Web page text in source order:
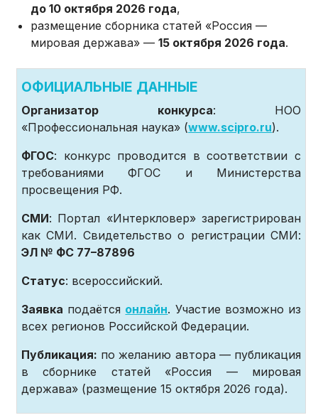
до 10 октября 2026 года,
размещение сборника статей «Россия —
мировая держава» —15 октября 2026 года.
ОФИЦИАЛЬНЫЕ ДАННЫЕ
Организатор конкурса: НОО
«Профессиональная наука» (www.scipro.ru).
ФГОС: конкурс проводится в соответствии с
требованиями ФГОС и Министерства
просвещения РФ.
СМИ: Портал «Интеркловер» зарегистрирован
как СМИ. Свидетельство о регистрации СМИ:
ЭЛ № ФС 77–87896
Статус: всероссийский.
Заявка подаётся онлайн. Участие возможно из
всех регионов Российской Федерации.
Публикация: по желанию автора — публикация
в сборнике статей «Россия — мировая
держава» (размещение 15 октября 2026 года).